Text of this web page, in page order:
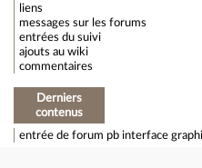
liens
messages sur les forums
entrées du suivi
ajouts au wiki
commentaires
Derniers
contenus
entrée de forum pb interface